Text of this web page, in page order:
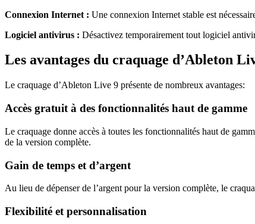
Connexion Internet : Une connexion Internet stable est
Logiciel antivirus : Désactivez temporairement tout logiciel
Les avantages du craquage d’Ableton
Le craquage d’Ableton Live 9 présente de nombreux avantages:
Accès gratuit à des fonctionnalités haut de gamme
Le craquage donne accès à toutes les fonctionnalités haut de
de la version complète.
Gain de temps et d’argent
Au lieu de dépenser de l’argent pour la version complète, le
Flexibilité et personnalisation